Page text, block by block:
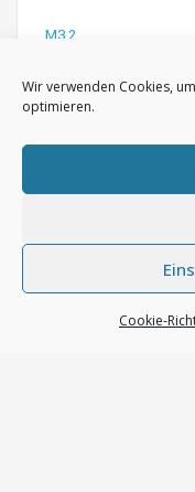
Wir verwenden Cookies,
optimieren.
Cookie-
M3.2
M3.8.x